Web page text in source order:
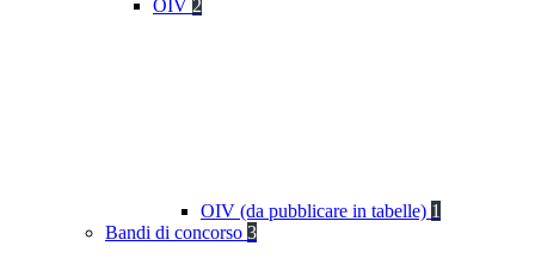
OIV 2
OIV (da pubblicare in tabelle) 1
Bandi di concorso 3